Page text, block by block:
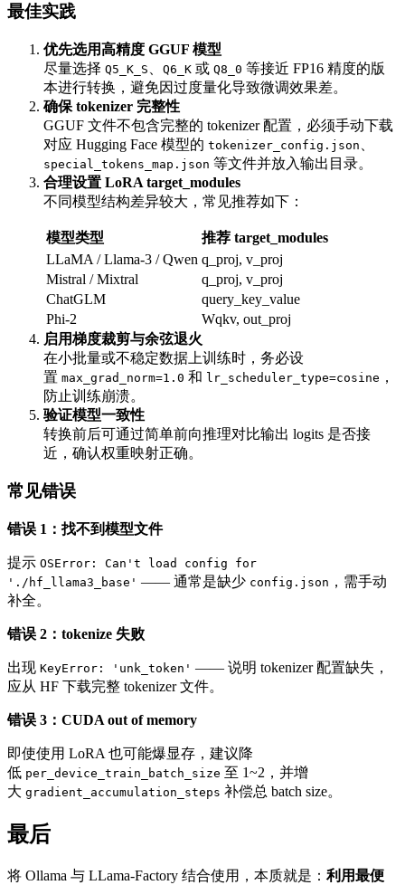
最佳实践
优先选用高精度 GGUF 模型
尽量选择 Q5_K_S Q6_K 或 Q8_0 等接近 FP16 精度的版
本进行转换，避免因过度量化导致微调效果差。
确保 tokenizer 完整性
GGUF 文件不包含完整的 tokenizer 配置，必须手动下载
对应 Hugging Face 模型的 tokenizer_config.json
special_tokens_map.json 等文件并放入输出目录。
合理设置 LoRA target_modules
不同模型结构差异较大，常见推荐如下：
模型类型
推荐 target_modules
LLaMA / Llama-3 / Qwen q_proj, v_proj
Mistral / Mixtral
q_proj, v_proj
ChatGLM
query_key_value
Phi-2
Wqkv, out_proj
启用梯度裁剪与余弦退火
在小批量或不稳定数据上训练时，务必设
置 max_grad_norm=1.0 和 lr_scheduler_type=cosine ，
防止训练崩溃。
验证模型一致性
转换前后可通过简单前向推理对比输出 logits 是否接
近，确认权重映射正确。
常见错误
错误 1：找不到模型文件
提示 OSError: Can't load config for
'./hf_llama3_base' —— 通常是缺少 config.json ，需手动
补全。
错误 2：tokenize 失败
出现 KeyError: 'unk_token' —— 说明 tokenizer 配置缺失，
应从 HF 下载完整 tokenizer 文件。
错误 3：CUDA out of memory
即使使用 LoRA 也可能爆显存，建议降
低 per_device_train_batch_size 至 1~2，并增
大 gradient_accumulation_steps 补偿总 batch size。
最后
将 Ollama 与 LLama-Factory 结合使用，本质就是： 利用最便